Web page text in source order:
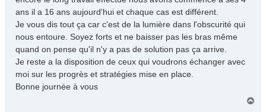
ans il a 16 ans aujourd'hui et chaque cas est différent.
Je vous dis tout ça car c'est de la lumière dans l'obscurité qui
nous entoure. Soyez forts et ne baisser pas les bras même
quand on pense qu'il n'y a pas de solution pas ça arrive.
Je reste a la disposition de ceux qui voudrons échanger avec
moi sur les progrès et stratégies mise en place.
Bonne journée à vous